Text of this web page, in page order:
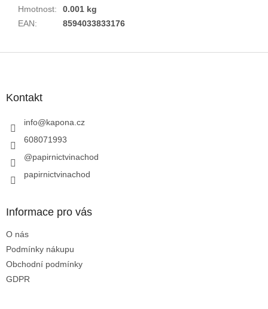
Hmotnost:
0.001 kg
EAN: 8594033833176
Kontakt
info@kapona.cz
608071993
@papirnictvinachod
papirnictvinachod
Informace pro vás
O nás
Podmínky nákupu
Obchodní podmínky
GDPR